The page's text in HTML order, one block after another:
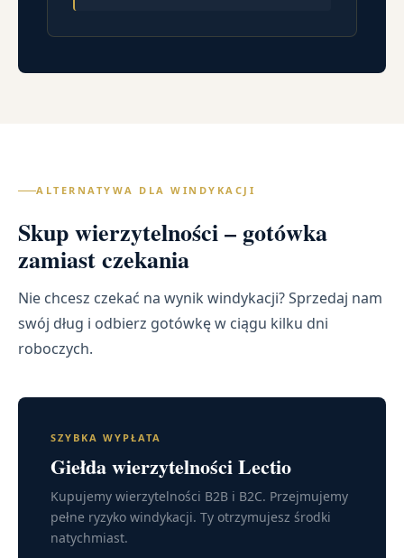
ALTERNATYWA DLA WINDYKACJI
Skup wierzytelności – gotówka
zamiast czekania
Nie chcesz czekać na wynik windykacji? Sprzedaj nam
swój dług i odbierz gotówkę w ciągu kilku dni
roboczych.
SZYBKA WYPŁATA
Giełda wierzytelności Lectio
Kupujemy wierzytelności B2B i B2C. Przejmujemy
pełne ryzyko windykacji. Ty otrzymujesz środki
natychmiast.